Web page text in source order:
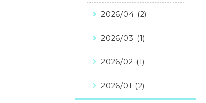
2026/04 (2)
2026/03 (1)
2026/02 (1)
2026/01 (2)